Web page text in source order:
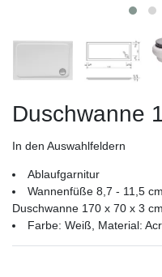
Duschwanne
In den Auswahlfeldern
Ablaufgarnitur
Wannenfüße 8,7 - 11,5
Duschwanne 170 x 70 x 3 cm
Farbe: Weiß, Material: